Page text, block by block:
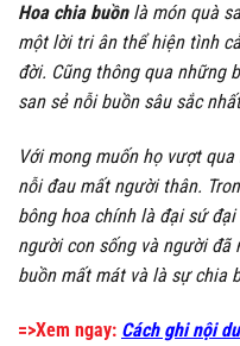
Hoa chia buồnlà món quà
một lời tri ân thể hiện tình
đời. Cũng thông qua những
san sẻ nỗi buồn sâu sắc
Với mong muốn họ vượt
nỗi đau mất người thân.
bông hoa chính là đại sứ
người con sống và người
buồn mất mát và là sự chia
=>Xem ngay: Cách ghi nội